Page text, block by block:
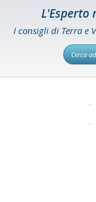
L'Esperto
I consigli di Terra e
Cerca